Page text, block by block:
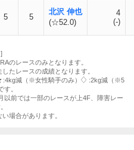
5 5
北沢 伸也
(☆52.0)
4
(-)
のレースのみとなります。
たレースの成績となります。
:4kg減（※女性騎手のみ）
:2kg減（※5
。
前では一部のレースが上4F、障害レー
場合があります。